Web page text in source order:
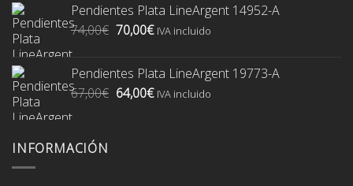
era:
74,00€.
es:
70,00€.
Pendientes Plata LineArgent 14952-A
74,00€ El
era:
74,00€.
70,00€El
es:
70,00€.
IVA incluido
Pendientes Plata LineArgent 19773-A
67,00€ El
64,00€ElIVA incluido
INFORMACIÓN